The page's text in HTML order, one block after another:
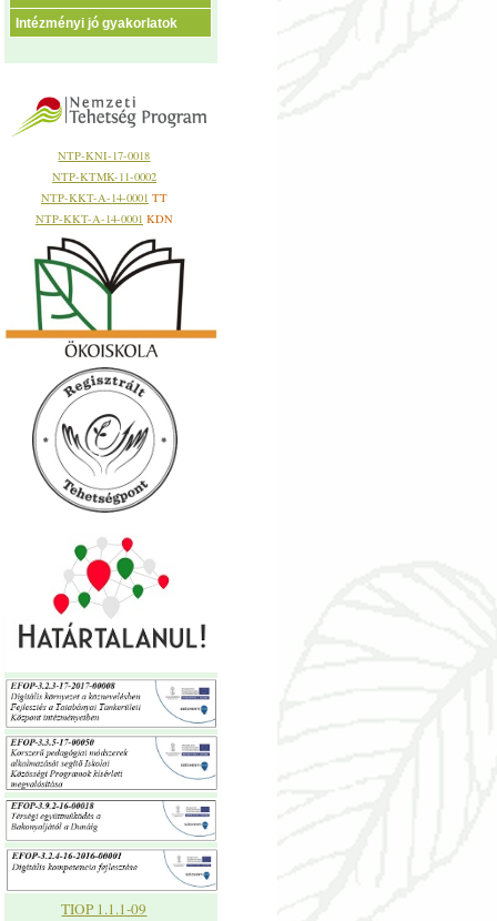
Intézményi jó gyakorlatok
NTP-KNI-17-0018
NTP-KTMK-11-0002
NTP-KKT-A-14-0001 TT
NTP-KKT-A-14-0001 KDN
TIOP 1.1.1-09